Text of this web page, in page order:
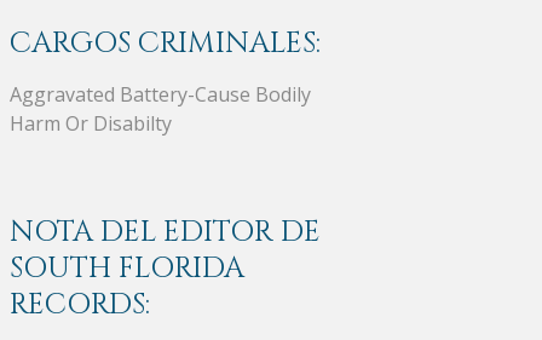
CARGOS CRIMINALES:
Aggravated Battery-Cause Bodily
Harm Or Disabilty
NOTA DEL EDITOR DE
SOUTH FLORIDA
RECORDS: